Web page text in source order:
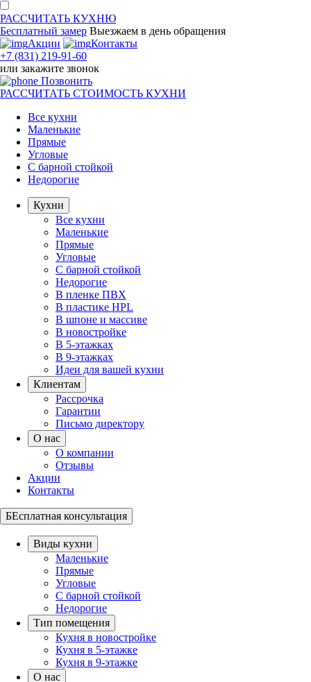
РАССЧИТАТЬ КУХНЮ
Бесплатный замер Выезжаем в день обращения
Акции
Контакты
+7 (831) 219-91-60
или закажите звонок
Позвонить
РАССЧИТАТЬ СТОИМОСТЬ КУХНИ
Все кухни
Маленькие
Прямые
Угловые
С барной стойкой
Недорогие
Кухни
Все кухни
Маленькие
Прямые
Угловые
С барной стойкой
Недорогие
В пленке ПВХ
В пластике HPL
В шпоне и массиве
В новостройке
В 5-этажках
В 9-этажках
Идеи для вашей кухни
Клиентам
Рассрочка
Гарантии
Письмо директору
О нас
О компании
Отзывы
Акции
Контакты
БЕсплатная консультация
Виды кухни
Маленькие
Прямые
Угловые
С барной стойкой
Недорогие
Тип помещения
Кухня в новостройке
Кухня в 5-этажке
Кухня в 9-этажке
О нас